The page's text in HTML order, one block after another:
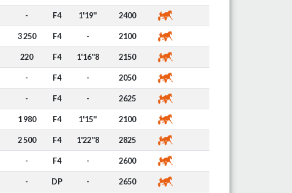
- F4 1'19'' 2400
3 250 F4 - 2100
220 F4 1'16''8 2150
- F4 - 2050
- F4 - 2625
1 980 F4 1'15'' 2100
2 500 F4 1'22''8 2825
- F4 - 2600
- DP - 2650